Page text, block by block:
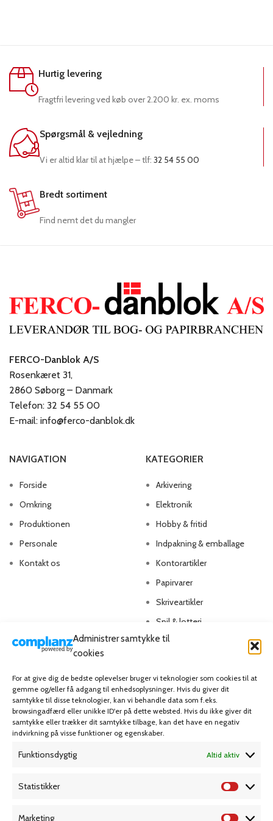
Administrer samtykke til
cookies
For at give dig de bedste oplevelser bruger vi teknologier som cookies til at
gemme og/eller få adgang til enhedsoplysninger. Hvis du giver dit
samtykke til disse teknologier, kan vi behandle data som f.eks.
browsingadfærd eller unikke ID'er på dette websted. Hvis du ikke giver dit
samtykke eller trækker dit samtykke tilbage, kan det have en negativ
indvirkning på visse funktioner og egenskaber.
Funktionsdygtig Altid aktiv
Statistikker
Marketing
Hurtig levering
Fragtfri levering ved køb over 2.200 kr. ex. moms
Spørgsmål & vejledning
Vi er altid klar til at hjælpe – tlf: 32 54 55 00
Bredt sortiment
Find nemt det du mangler
FERCO-Danblok A/S
Rosenkæret 31,
2860 Søborg – Danmark
Telefon: 32 54 55 00
E-mail: info@ferco-danblok.dk
NAVIGATION
Forside
Omkring
Produktionen
Personale
Kontakt os
KATEGORIER
Arkivering
Elektronik
Hobby & fritid
Indpakning & emballage
Kontorartikler
Papirvarer
Skriveartikler
Spil & lotteri
Kontoinformationer
Ordrer
Adresser
Favoritliste
Handelsbetingelser
Privatlivspolitik
Bliv kunde